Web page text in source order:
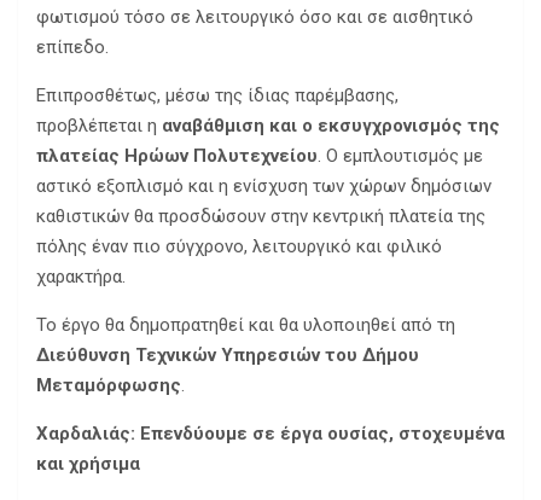
φωτισμού τόσο σε λειτουργικό όσο και σε αισθητικό
επίπεδο.
Επιπροσθέτως, μέσω της ίδιας παρέμβασης,
προβλέπεται η αναβάθμιση και ο εκσυγχρονισμός της
πλατείας Ηρώων Πολυτεχνείου. Ο εμπλουτισμός με
αστικό εξοπλισμό και η ενίσχυση των χώρων δημόσιων
καθιστικών θα προσδώσουν στην κεντρική πλατεία της
πόλης έναν πιο σύγχρονο, λειτουργικό και φιλικό
χαρακτήρα.
Το έργο θα δημοπρατηθεί και θα υλοποιηθεί από τη
Διεύθυνση Τεχνικών Υπηρεσιών του Δήμου
Μεταμόρφωσης.
Χαρδαλιάς: Επενδύουμε σε έργα ουσίας, στοχευμένα
και χρήσιμα